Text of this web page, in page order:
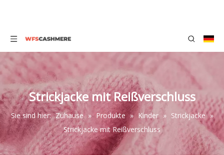
Strickjacke mit Reißverschluss
Sie sind hier: Zuhause » Produkte » Kinder » Strickjacke »
Strickjacke mit Reißverschluss